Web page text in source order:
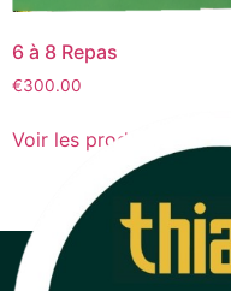
6 à 8 Repas
€300.00
Voir les produits